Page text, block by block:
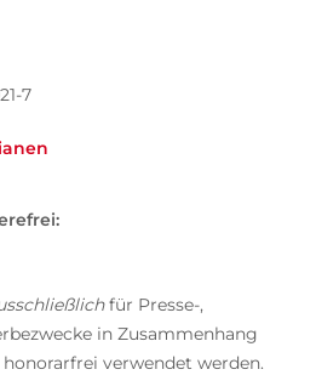
7
für Presse-,
in Zusammenhang
verwendet werden.